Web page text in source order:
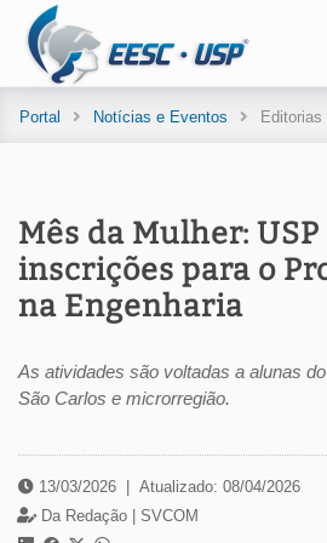
Portal Notícias e Eventos Editorias
Mês da Mulher:
inscrições para o
na Engenharia
As atividades são voltadas a alunas
São Carlos e microrregião.
13/03/2026
Atualizado: 08/04/2026
Da Redação | SVCOM